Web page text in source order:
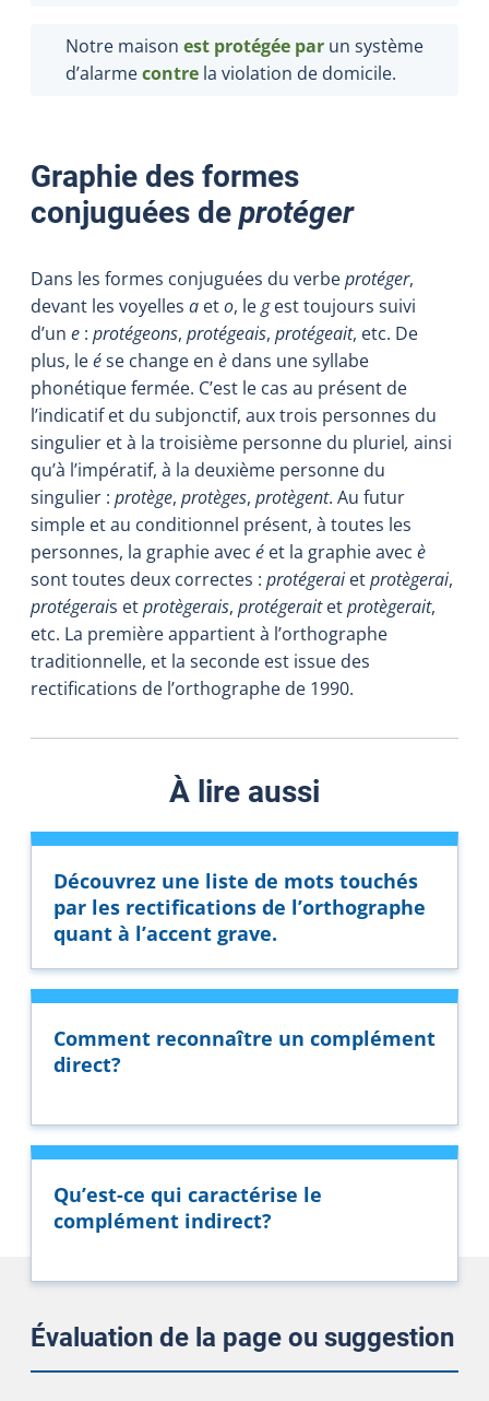
Notre maison est protégée par un système
d’alarmecontre la violation de domicile.
Graphie des formes
conjuguées de protéger
Dans les formes conjuguées du verbeprotéger,
devant les voyelles a eto, legest toujours suivi
d’un e : protégeons, protégeais, protégeait, etc. De
plus, leése change en è dans une syllabe
phonétique fermée. C’est le cas au présent de
l’indicatif et du subjonctif, aux trois personnes du
singulier et à la troisième personne du pluriel, ainsi
qu’à l’impératif, à la deuxième personne du
singulier : protège, protèges, protègent. Au futur
simple et au conditionnel présent, à toutes les
personnes, la graphie avec é et la graphie avec è
sont toutes deux correctes : protégerai etprotègerai,
protégerais etprotègerais, protégeraitetprotègerait,
etc. La première appartient à l’orthographe
traditionnelle, et la seconde est issue des
rectifications de l’orthographe de 1990.
À lire aussi
Découvrez une liste de mots touchés
par les rectifications de l’orthographe
quant à l’accent grave.
Comment reconnaître un complément
direct?
Qu’est-ce qui caractérise le
complément indirect?
Évaluation de la page ou suggestion